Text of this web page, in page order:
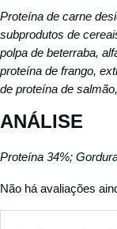
Proteína de carne
subprodutos de
polpa de beterraba,
proteína de frango,
de proteína de
ANÁLISE
Proteína 34%;
Não há avaliações